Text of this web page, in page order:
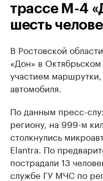
трассе М-4
шесть
В Ростовской
«Дон» в
участием маршрутки,
автомобиля.
По данным пресс-
региону, на 999-м
столкнулись
Elantra. По
пострадали 13
службе ГУ МЧС по